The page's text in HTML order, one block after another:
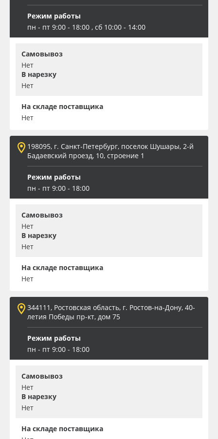
Режим работы
пн - пт 9:00 - 18:00 , сб 10:00 - 14:00
Самовывоз
Нет
В нарезку
Нет
На складе поставщика
Нет
198095, г. Санкт-Петербург, поселок Шушары, 2-й
Бадаевский проезд, 10, строение 1
Режим работы
пн - пт 9:00 - 18:00
Самовывоз
Нет
В нарезку
Нет
На складе поставщика
Нет
344111, Ростовская область, г. Ростов-на-Дону, 40-
летия Победы пр-кт, дом 75
Режим работы
пн - пт 9:00 - 18:00
Самовывоз
Нет
В нарезку
Нет
На складе поставщика